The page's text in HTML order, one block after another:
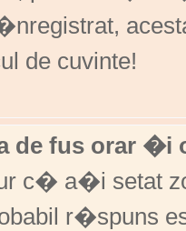
de cuvinte!
de fus orar �i
c� a�i setat
r�spuns